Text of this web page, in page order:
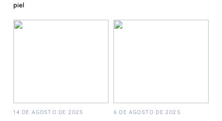
piel
14 DE AGOSTO DE 2025 6 DE AGOSTO DE 2025